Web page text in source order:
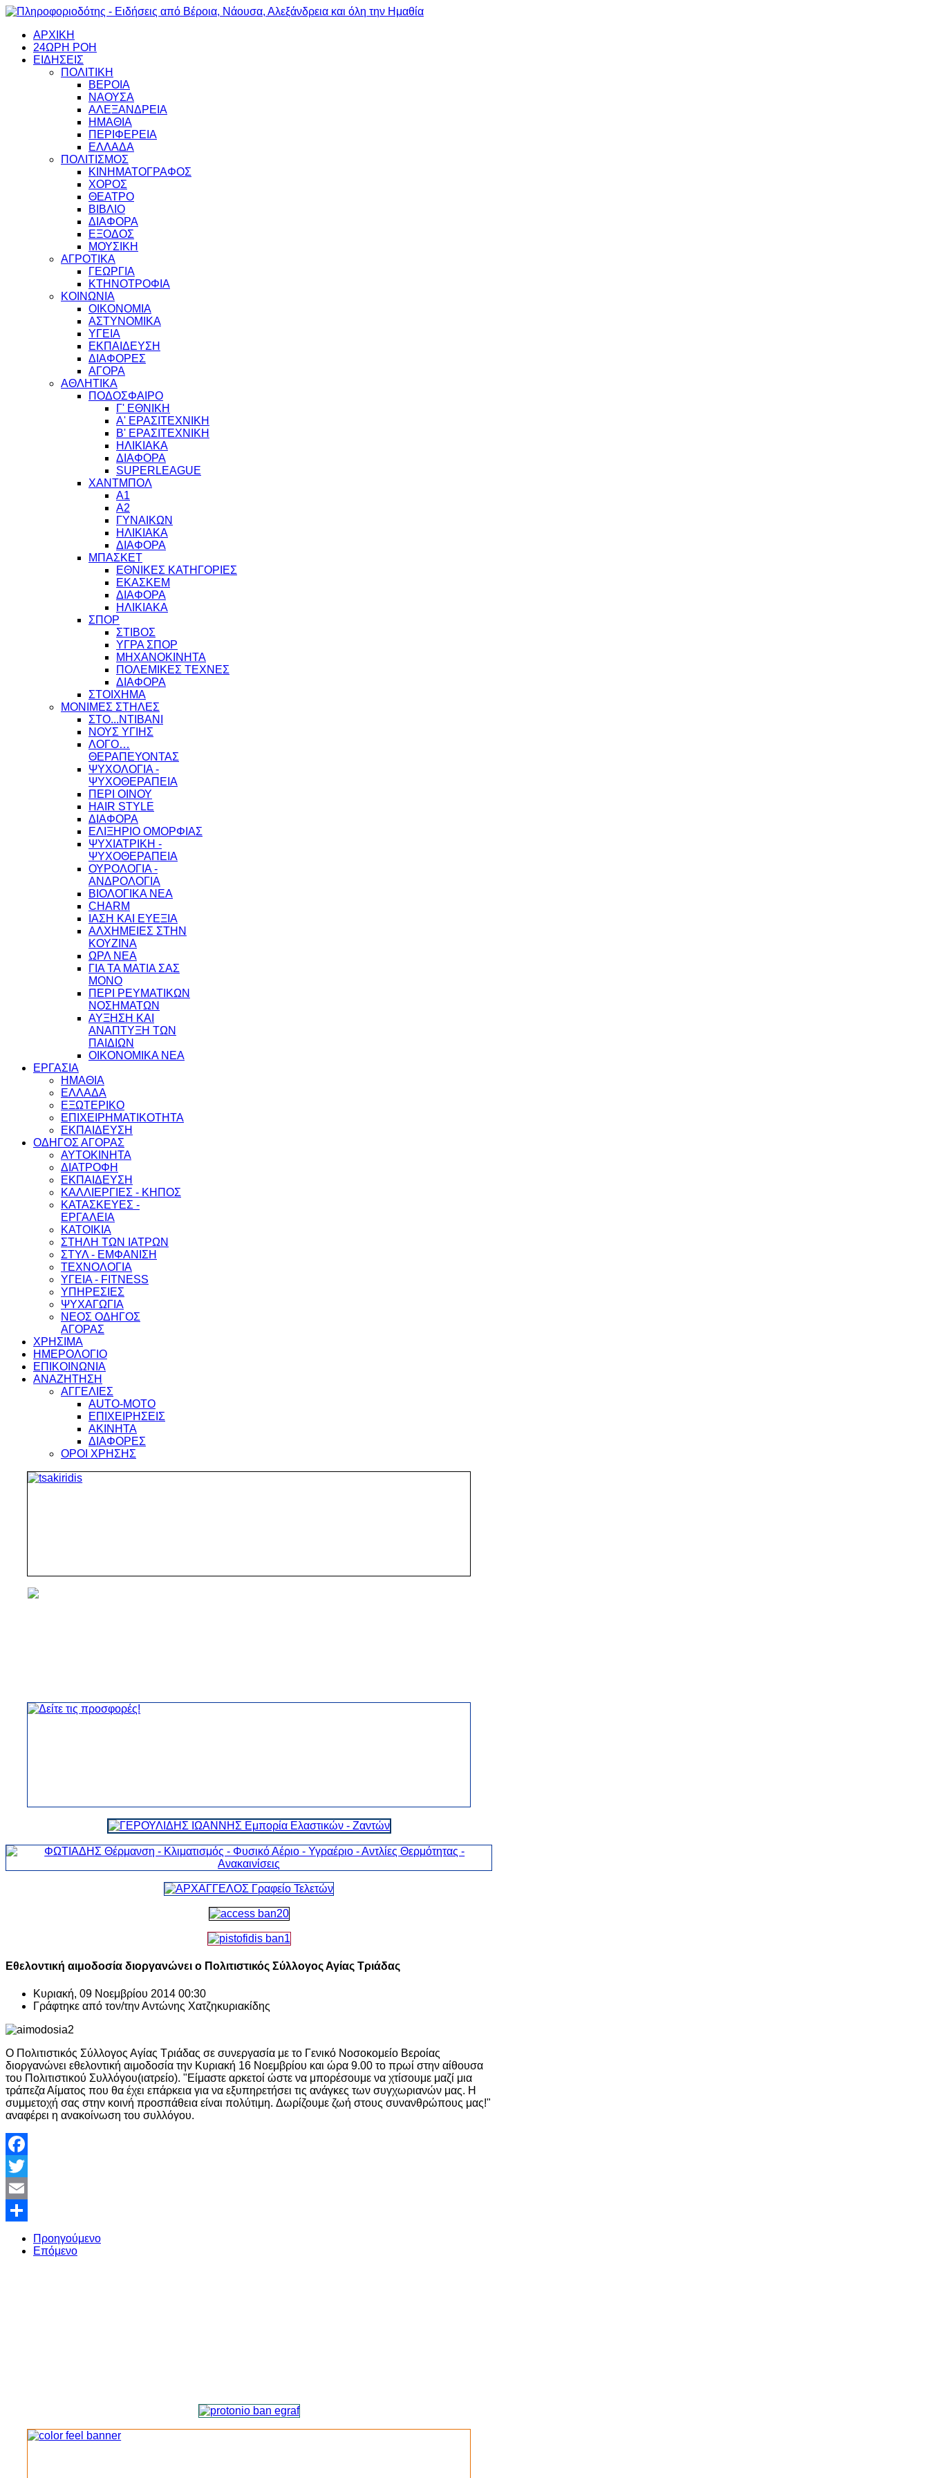
ΑΡΧΙΚΗ
24ΩΡΗ ΡΟΗ
ΕΙΔΗΣΕΙΣ
ΠΟΛΙΤΙΚΗ
ΒΕΡΟΙΑ
ΝΑΟΥΣΑ
ΑΛΕΞΑΝΔΡΕΙΑ
ΗΜΑΘΙΑ
ΠΕΡΙΦΕΡΕΙΑ
ΕΛΛΑΔΑ
ΠΟΛΙΤΙΣΜΟΣ
ΚΙΝΗΜΑΤΟΓΡΑΦΟΣ
ΧΟΡΟΣ
ΘΕΑΤΡΟ
ΒΙΒΛΙΟ
ΔΙΑΦΟΡΑ
ΕΞΟΔΟΣ
ΜΟΥΣΙΚΗ
ΑΓΡΟΤΙΚΑ
ΓΕΩΡΓΙΑ
ΚΤΗΝΟΤΡΟΦΙΑ
ΚΟΙΝΩΝΙΑ
ΟΙΚΟΝΟΜΙΑ
ΑΣΤΥΝΟΜΙΚΑ
ΥΓΕΙΑ
ΕΚΠΑΙΔΕΥΣΗ
ΔΙΑΦΟΡΕΣ
ΑΓΟΡΑ
ΑΘΛΗΤΙΚΑ
ΠΟΔΟΣΦΑΙΡΟ
Γ' ΕΘΝΙΚΗ
Α' ΕΡΑΣΙΤΕΧΝΙΚΗ
Β' ΕΡΑΣΙΤΕΧΝΙΚΗ
ΗΛΙΚΙΑΚΑ
ΔΙΑΦΟΡΑ
SUPERLEAGUE
ΧΑΝΤΜΠΟΛ
Α1
Α2
ΓΥΝΑΙΚΩΝ
ΗΛΙΚΙΑΚΑ
ΔΙΑΦΟΡΑ
ΜΠΑΣΚΕΤ
ΕΘΝΙΚΕΣ ΚΑΤΗΓΟΡΙΕΣ
ΕΚΑΣΚΕΜ
ΔΙΑΦΟΡΑ
ΗΛΙΚΙΑΚΑ
ΣΠΟΡ
ΣΤΙΒΟΣ
ΥΓΡΑ ΣΠΟΡ
ΜΗΧΑΝΟΚΙΝΗΤΑ
ΠΟΛΕΜΙΚΕΣ ΤΕΧΝΕΣ
ΔΙΑΦΟΡΑ
ΣΤΟΙΧΗΜΑ
ΜΟΝΙΜΕΣ ΣΤΗΛΕΣ
ΣΤΟ...ΝΤΙΒΑΝΙ
ΝΟΥΣ ΥΓΙΗΣ
ΛΟΓΟ…
ΘΕΡΑΠΕΥΟΝΤΑΣ
ΨΥΧΟΛΟΓΙΑ -
ΨΥΧΟΘΕΡΑΠΕΙΑ
ΠΕΡΙ ΟΙΝΟΥ
HAIR STYLE
ΔΙΑΦΟΡΑ
ΕΛΙΞΗΡΙΟ ΟΜΟΡΦΙΑΣ
ΨΥΧΙΑΤΡΙΚΗ -
ΨΥΧΟΘΕΡΑΠΕΙΑ
ΟΥΡΟΛΟΓΙΑ -
ΑΝΔΡΟΛΟΓΙΑ
ΒΙΟΛΟΓΙΚΑ ΝΕΑ
CHARM
ΙΑΣΗ ΚΑΙ ΕΥΕΞΙΑ
ΑΛΧΗΜΕΙΕΣ ΣΤΗΝ
ΚΟΥΖΙΝΑ
ΩΡΛ ΝEA
ΓΙΑ ΤΑ ΜΑΤΙΑ ΣΑΣ
ΜΟΝΟ
ΠΕΡΙ ΡΕΥΜΑΤΙΚΩΝ
ΝΟΣΗΜΑΤΩΝ
ΑΥΞΗΣΗ ΚΑΙ
ΑΝΑΠΤΥΞΗ ΤΩΝ
ΠΑΙΔΙΩΝ
ΟΙΚΟΝΟΜΙΚΑ ΝΕΑ
ΕΡΓΑΣΙΑ
ΗΜΑΘΙΑ
ΕΛΛΑΔΑ
ΕΞΩΤΕΡΙΚΟ
ΕΠΙΧΕΙΡΗΜΑΤΙΚΟΤΗΤΑ
ΕΚΠΑΙΔΕΥΣΗ
ΟΔΗΓΟΣ ΑΓΟΡΑΣ
ΑΥΤΟΚΙΝΗΤΑ
ΔΙΑΤΡΟΦΗ
ΕΚΠΑΙΔΕΥΣΗ
ΚΑΛΛΙΕΡΓΙΕΣ - ΚΗΠΟΣ
ΚΑΤΑΣΚΕΥΕΣ -
ΕΡΓΑΛΕΙΑ
ΚΑΤΟΙΚΙΑ
ΣΤΗΛΗ ΤΩΝ ΙΑΤΡΩΝ
ΣΤΥΛ - ΕΜΦΑΝΙΣΗ
ΤΕΧΝΟΛΟΓΙΑ
ΥΓΕΙΑ - FITNESS
ΥΠΗΡΕΣΙΕΣ
ΨΥΧΑΓΩΓΙΑ
ΝΕΟΣ ΟΔΗΓΟΣ
ΑΓΟΡΑΣ
ΧΡΗΣΙΜΑ
ΗΜΕΡΟΛΟΓΙΟ
ΕΠΙΚΟΙΝΩΝΙΑ
ΑΝΑΖΗΤΗΣΗ
ΑΓΓΕΛΙΕΣ
AUTO-MOTO
ΕΠΙΧΕΙΡΗΣΕΙΣ
ΑΚΙΝΗΤΑ
ΔΙΑΦΟΡΕΣ
ΟΡΟΙ ΧΡΗΣΗΣ
Εθελοντική αιμοδοσία διοργανώνει ο Πολιτιστικός Σύλλογος Αγίας Τριάδας
Κυριακή, 09 Νοεμβρίου 2014 00:30
Γράφτηκε από τον/τηνΑντώνης Χατζηκυριακίδης
Ο Πολιτιστικός Σύλλογος Αγίας Τριάδας σε συνεργασία με το Γενικό Νοσοκομείο Βεροίας
διοργανώνει εθελοντική αιμοδοσία την Κυριακή 16 Νοεμβρίου και ώρα 9.00 το πρωί στην αίθουσα
του Πολιτιστικού Συλλόγου(ιατρείο). "Είμαστε αρκετοί ώστε να μπορέσουμε να χτίσουμε μαζί μια
τράπεζα Αίματος που θα έχει επάρκεια για να εξυπηρετήσει τις ανάγκες των συγχωριανών μας. Η
συμμετοχή σας στην κοινή προσπάθεια είναι πολύτιμη. Δωρίζουμε ζωή στους συνανθρώπους μας!"
αναφέρει η ανακοίνωση του συλλόγου.
Facebook
Twitter
Email
Share
Προηγούμενο
Επόμενο